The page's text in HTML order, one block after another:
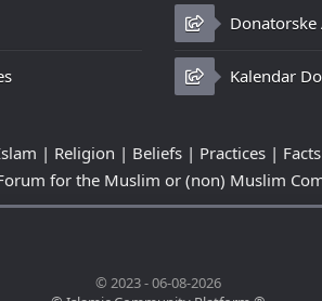
Donatorske
Kalendar
| Religion | Beliefs | Practices | Facts
for the Muslim or (non) Muslim
© 2023 - 06-08-2026